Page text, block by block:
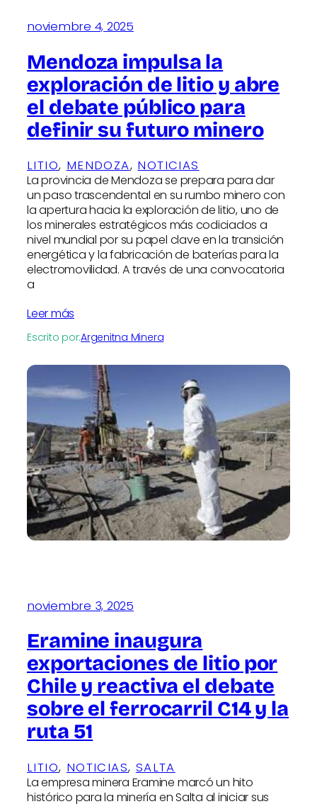
noviembre 4, 2025
Mendoza impulsa la
exploración de litio y abre
el debate público para
definir su futuro minero
LITIO, MENDOZA, NOTICIAS
La provincia de Mendoza se prepara para dar
un paso trascendental en su rumbo minero con
la apertura hacia la exploración de litio, uno de
los minerales estratégicos más codiciados a
nivel mundial por su papel clave en la transición
energética y la fabricación de baterías para la
electromovilidad. A través de una convocatoria
a
Leer más
Escrito por:Argenitna Minera
noviembre 3, 2025
Eramine inaugura
exportaciones de litio por
Chile y reactiva el debate
sobre el ferrocarril C14 y la
ruta 51
LITIO, NOTICIAS, SALTA
La empresa minera Eramine marcó un hito
histórico para la minería en Salta al iniciar sus